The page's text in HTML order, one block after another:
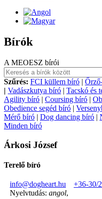
Bírók
A MEOESZ bírói
Szűrés: FCI küllem bíró |
| Vadászkutya bíró | Tacskó és
Agility bíró | Coursing bíró |
Obedience segéd bíró |
Mérő bíró | Dog dancing bíró |
Minden bíró
Árkosi József
Terelő bíró
info@dogheart.hu
+36-30/
Nyelvtudás: angol,